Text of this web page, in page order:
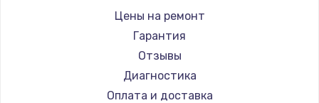
Цены на ремонт
Гарантия
Отзывы
Диагностика
Оплата и доставка